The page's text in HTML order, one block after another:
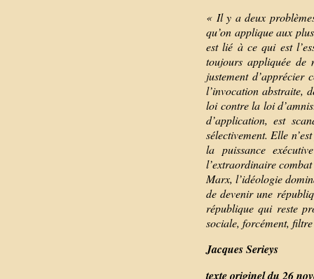
« Il y a deux
qu’on applique aux
est lié à ce qui est
toujours appliquée de
justement
l’invocation abstraite,
loi contre la loi
d’application, est
sélectivement. Elle
la puissance
l’extraordinaire
Marx, l’idéologie
de devenir une
république qui reste
sociale, forcément,
Jacques Serieys
texte originel du 26